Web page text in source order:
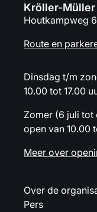
Kröller-Müller
Houtkampweg
Route en
Dinsdag t/m
10.00 tot 17.00
Zomer (6 juli tot
open van 10.00
Meer over
Over de
Pers